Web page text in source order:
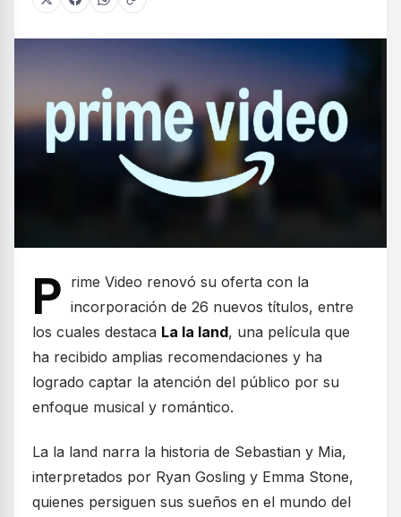
P rime Video renovó su oferta con la
incorporación de 26 nuevos títulos, entre
los cuales destaca La la land, una película que
ha recibido amplias recomendaciones y ha
logrado captar la atención del público por su
enfoque musical y romántico.
La la land narra la historia de Sebastian y Mia,
interpretados por Ryan Gosling y Emma Stone,
quienes persiguen sus sueños en el mundo del